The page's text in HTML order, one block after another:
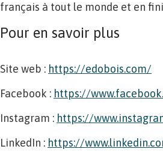
français à tout le monde et en
Pour en savoir plus
Site web : https://edobois.com/
Facebook : https://
Instagram : https://
LinkedIn : https://